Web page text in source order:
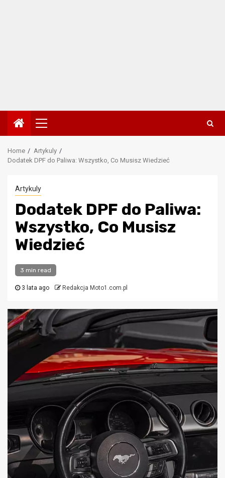
Primary
Menu
Home
Artykuly
Dodatek DPF do Paliwa: Wszystko, Co Musisz Wiedzieć
Artykuly
Dodatek DPF do Paliwa:
Wszystko, Co Musisz
Wiedzieć
3 min read
3 lata ago Redakcja Moto1.com.pl